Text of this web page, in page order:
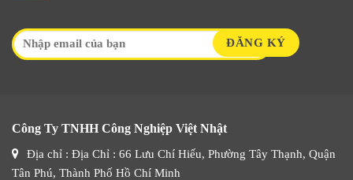
Công Ty TNHH Công Nghiệp Việt Nhật
Địa chỉ : Địa Chỉ : 66 Lưu Chí Hiếu, Phường Tây Thạnh, Quận
Tân Phú, Thành Phố Hồ Chí Minh